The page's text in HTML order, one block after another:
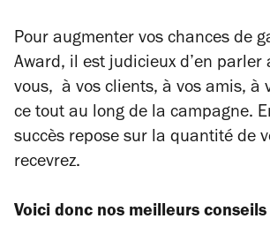
Pour augmenter vos chances de
Award, il est judicieux d’en parler
vous, à vos clients, à vos amis, à
ce tout au long de la campagne.
succès repose sur la quantité de
recevrez.
Voici donc nos meilleurs conseils